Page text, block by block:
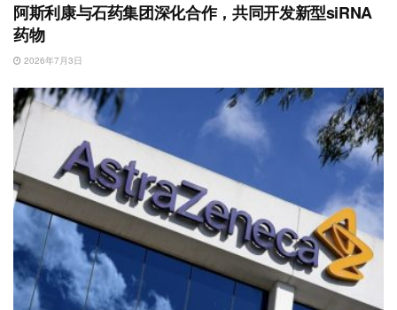
阿斯利康与石药集团深化合作，共同开发新型siRNA
药物
2026年7月3日